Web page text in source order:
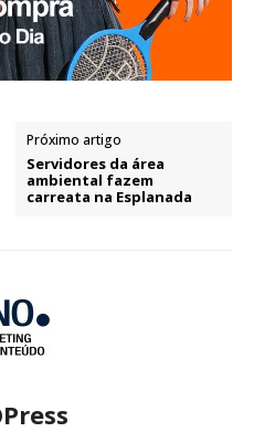
Próximo artigo
Servidores da área
ambiental fazem
carreata na Esplanada